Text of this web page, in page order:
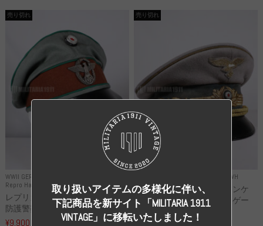
WWII GERMANY
Repro Hat and Cap Police and other
売り切れ
レプリカ ドイツ秩序警察 都市
防護警察 クラッシュキャップ...
¥9,900
Repro Uniforms WH
売り切れ
レプリカ ミヒャエル・ヤンケ
製 国家元帥 ヘルマン・ゲー
リ...
取り扱いアイテムの多様化に伴い、
下記商品を新サイト「MILITARIA 1911
VINTAGE」に移転いたしました！